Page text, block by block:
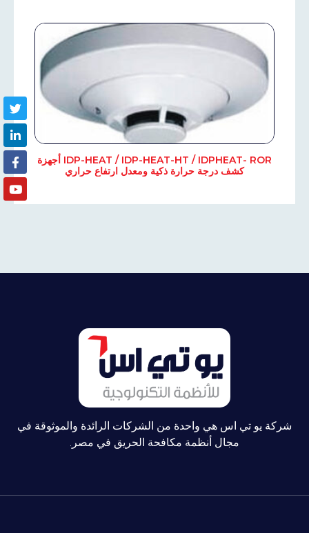
IDP-HEAT / IDP-HEAT-HT / IDPHEAT- ROR أجهزة
كشف درجة حرارة ذكية ومعدل ارتفاع حراري
شركة يو تي اس هي واحدة من الشركات الرائدة والموثوقة في
مجال أنظمة مكافحة الحريق في مصر.